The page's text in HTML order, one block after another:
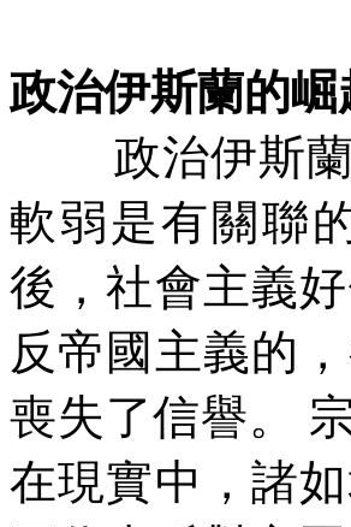
政治伊斯蘭的崛
政治伊斯
軟弱是有關聯
後，社會主義
反帝國主義的
喪失了信譽。
在現實中，諸